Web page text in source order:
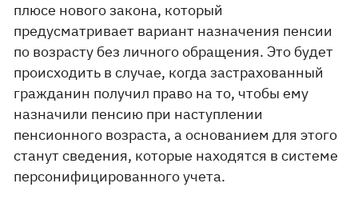
плюсе нового закона, который
предусматривает вариант назначения пенсии
по возрасту без личного обращения. Это будет
происходить в случае, когда застрахованный
гражданин получил право на то, чтобы ему
назначили пенсию при наступлении
пенсионного возраста, а основанием для этого
станут сведения, которые находятся в системе
персонифицированного учета.